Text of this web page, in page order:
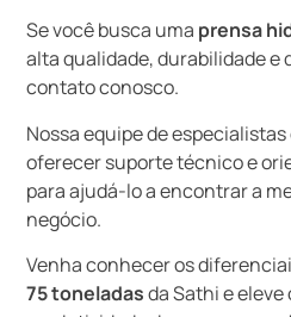
Se você busca uma prensa
alta qualidade, durabilidade e
contato conosco.
Nossa equipe de
oferecer suporte técnico e
para ajudá-lo a encontrar a
negócio.
Venha conhecer os
75 toneladasda Sathi e